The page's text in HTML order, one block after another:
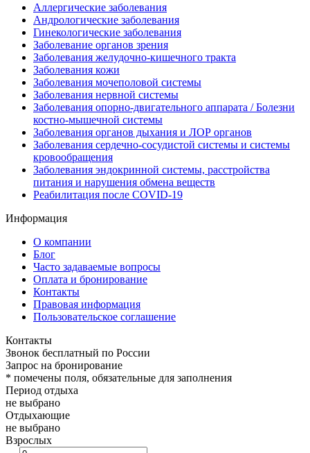
Аллергические заболевания
Андрологические заболевания
Гинекологические заболевания
Заболевание органов зрения
Заболевания желудочно-кишечного тракта
Заболевания кожи
Заболевания мочеполовой системы
Заболевания нервной системы
Заболевания опорно-двигательного аппарата / Болезни
костно-мышечной системы
Заболевания органов дыхания и ЛОР органов
Заболевания сердечно-сосудистой системы и системы
кровообращения
Заболевания эндокринной системы, расстройства
питания и нарушения обмена веществ
Реабилитация после COVID-19
Информация
О компании
Блог
Часто задаваемые вопросы
Оплата и бронирование
Контакты
Правовая информация
Пользовательское соглашение
Контакты
Звонок бесплатный по России
Запрос на бронирование
* помечены поля, обязательные для заполнения
Период отдыха
не выбрано
Отдыхающие
не выбрано
Взрослых